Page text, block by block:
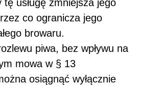
tę usługę zmniejsza jego
co ogranicza jego
browaru.
piwa, bez wpływu na
mowa w § 13
osiągnąć wyłącznie